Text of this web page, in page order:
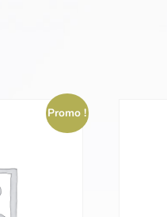
Promo !